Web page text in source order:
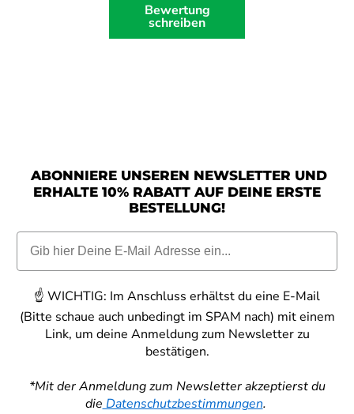
Bewertung
schreiben
ABONNIERE UNSEREN NEWSLETTER UND
ERHALTE 10% RABATT AUF DEINE ERSTE
BESTELLUNG!
☝️ WICHTIG: Im Anschluss erhältst du eine E-Mail
(Bitte schaue auch unbedingt im SPAM nach) mit einem
Link, um deine Anmeldung zum Newsletter zu
bestätigen.
*Mit der Anmeldung zum Newsletter akzeptierst du
die Datenschutzbestimmungen.